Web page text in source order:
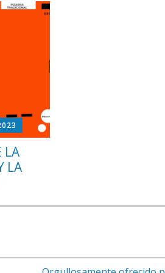
LA
LA